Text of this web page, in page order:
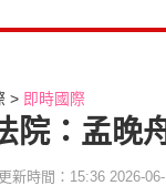
即時國際
院：孟晚
更新時間：15:36 2026-